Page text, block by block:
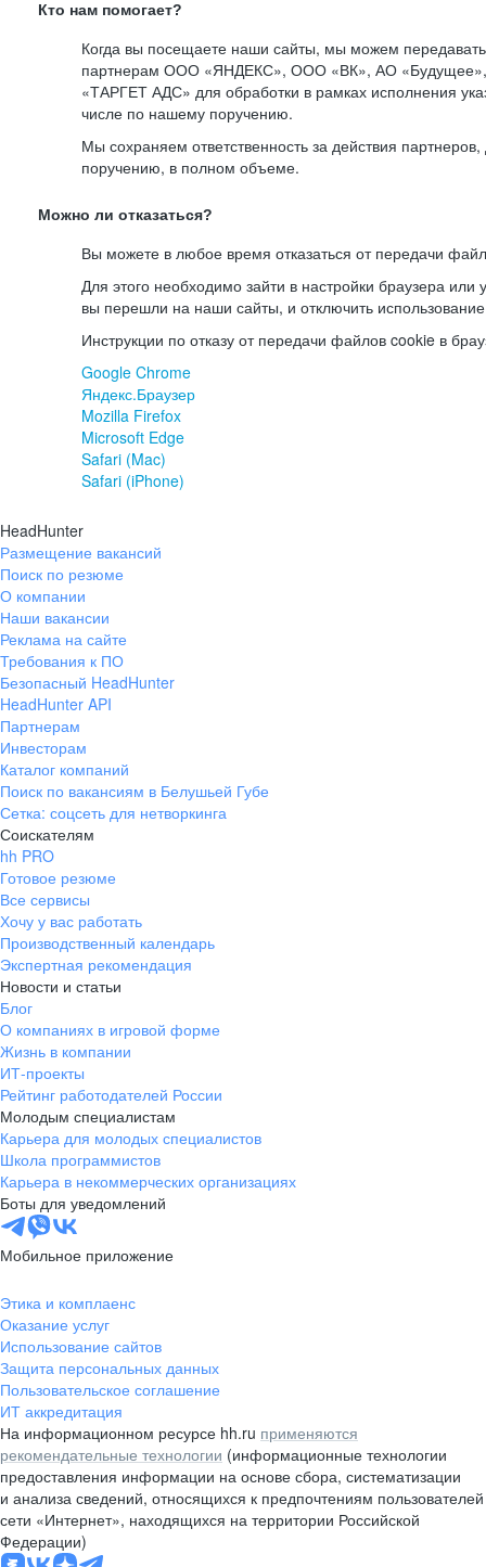
Кто нам помогает?
Когда вы посещаете наши сайты, мы можем
партнерам ООО «ЯНДЕКС», ООО «ВК», АО
«ТАРГЕТ АДС» для обработки в рамках исполнения
числе по нашему поручению.
Мы сохраняем ответственность за действия
поручению, в полном объеме.
Можно ли отказаться?
Вы можете в любое время отказаться от передачи
Для этого необходимо зайти в настройки браузера или
вы перешли на наши сайты, и отключить
Инструкции по отказу от передачи файлов cookie в
Google Chrome
Яндекс.Браузер
Mozilla Firefox
Microsoft Edge
Safari (Mac)
Safari (iPhone)
HeadHunter
Размещение вакансий
Поиск по резюме
О компании
Наши вакансии
Реклама на сайте
Требования к ПО
Безопасный HeadHunter
HeadHunter API
Партнерам
Инвесторам
Каталог компаний
Поиск по вакансиям в Белушьей Губе
Сетка: соцсеть для нетворкинга
Соискателям
hh PRO
Готовое резюме
Все сервисы
Хочу у вас работать
Производственный календарь
Экспертная рекомендация
Новости и статьи
Блог
О компаниях в игровой форме
Жизнь в компании
ИТ-проекты
Рейтинг работодателей России
Молодым специалистам
Карьера для молодых специалистов
Школа программистов
Карьера в некоммерческих организациях
Боты для уведомлений
Мобильное приложение
Этика и комплаенс
Оказание услуг
Использование сайтов
Защита персональных данных
Пользовательское соглашение
ИТ аккредитация
На информационном ресурсе hh.ru применяются
рекомендательные технологии (информационные технологии
предоставления информации на основе сбора, систематизации
и анализа сведений, относящихся к предпочтениям пользователей
сети «Интернет», находящихся на территории Российской
Федерации)